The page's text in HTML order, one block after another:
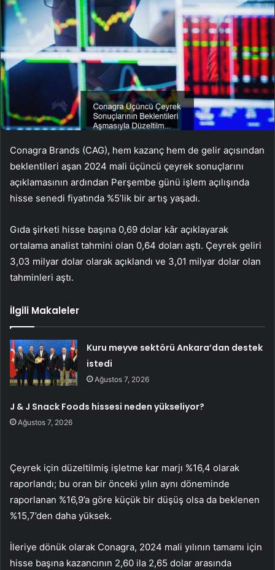
Conagra Brands (CAG), hem kazanç hem de gelir açısından
beklentileri aşan 2024 mali üçüncü çeyrek sonuçlarını
açıklamasının ardından Perşembe günü işlem açılışında
hisse senedi fiyatında %5’lik bir artış yaşadı.
Gıda şirketi hisse başına 0,69 dolar kâr açıklayarak
ortalama analist tahmini olan 0,64 doları aştı. Çeyrek geliri
3,03 milyar dolar olarak açıklandı ve 3,01 milyar dolar olan
tahminleri aştı.
İlgili Makaleler
Kuru meyve sektörü Ankara’dan destek
istedi
Ağustos 7, 2026
J & J Snack Foods hissesi neden yükseliyor?
Ağustos 7, 2026
Çeyrek için düzeltilmiş işletme kar marjı %16,4 olarak
raporlandı; bu oran bir önceki yılın aynı döneminde
raporlanan %16,9’a göre küçük bir düşüş olsa da beklenen
%15,7’den daha yüksek.
İleriye dönük olarak Conagra, 2024 mali yılının tamamı için
hisse başına kazancının 2,60 ila 2,65 dolar arasında